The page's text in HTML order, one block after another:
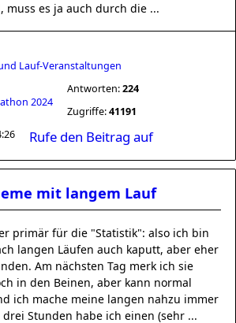
muss es ja auch durch die ...
Lauf-Veranstaltungen
2024
Antworten:224
Zugriffe:41191
Rufe den Beitrag auf
mit langem Lauf
primär für die "Statistik": also ich bin
langen Läufen auch kaputt, aber eher
Am nächsten Tag merk ich sie
in den Beinen, aber kann normal
ich mache meine langen nahzu immer
drei Stunden habe ich einen (sehr ...